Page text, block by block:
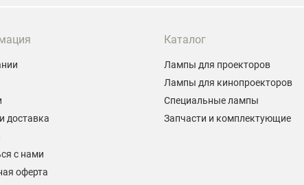
доставка
с нами
оферта
Каталог
Лампы для проекторов
Лампы для кинопроекторов
Специальные лампы
Запчасти и комплектующие